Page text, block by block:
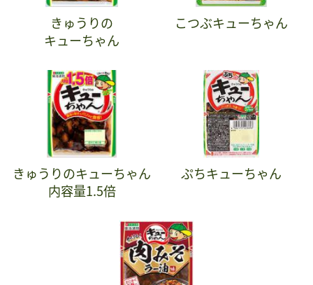
きゅうりの
キューちゃん
こつぶキューちゃん
きゅうりのキューちゃん
内容量1.5倍
ぷちキューちゃん